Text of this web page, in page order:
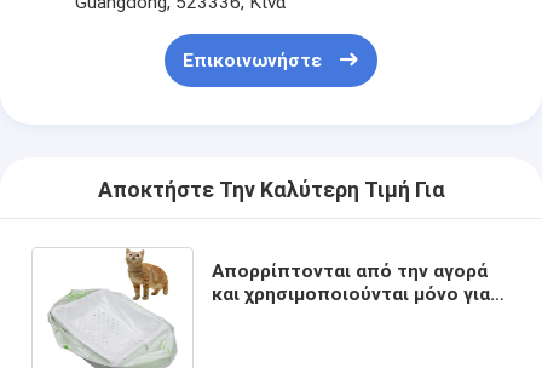
Επικοινωνήστε
Αποκτήστε Την Καλύτερη Τιμή Για
Απορρίπτονται από την αγορά
και χρησιμοποιούνται μόνο για